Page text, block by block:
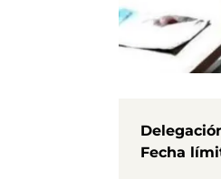
Fecha